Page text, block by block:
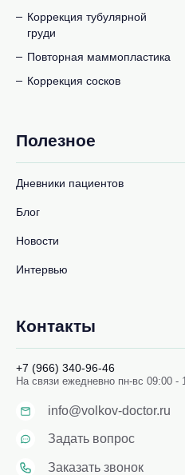
Коррекция тубулярной
груди
Повторная маммопластика
Коррекция сосков
Полезное
Дневники пациентов
Блог
Новости
Интервью
Контакты
+7 (966) 340-96-46
На связи ежедневно пн-вс 09:00 -
info@volkov-doctor.ru
Задать вопрос
Заказать звонок